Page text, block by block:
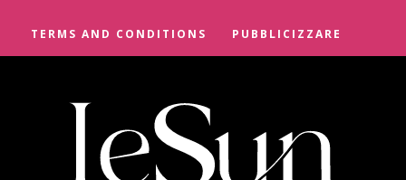
TERMS AND CONDITIONS PUBBLICIZZARE